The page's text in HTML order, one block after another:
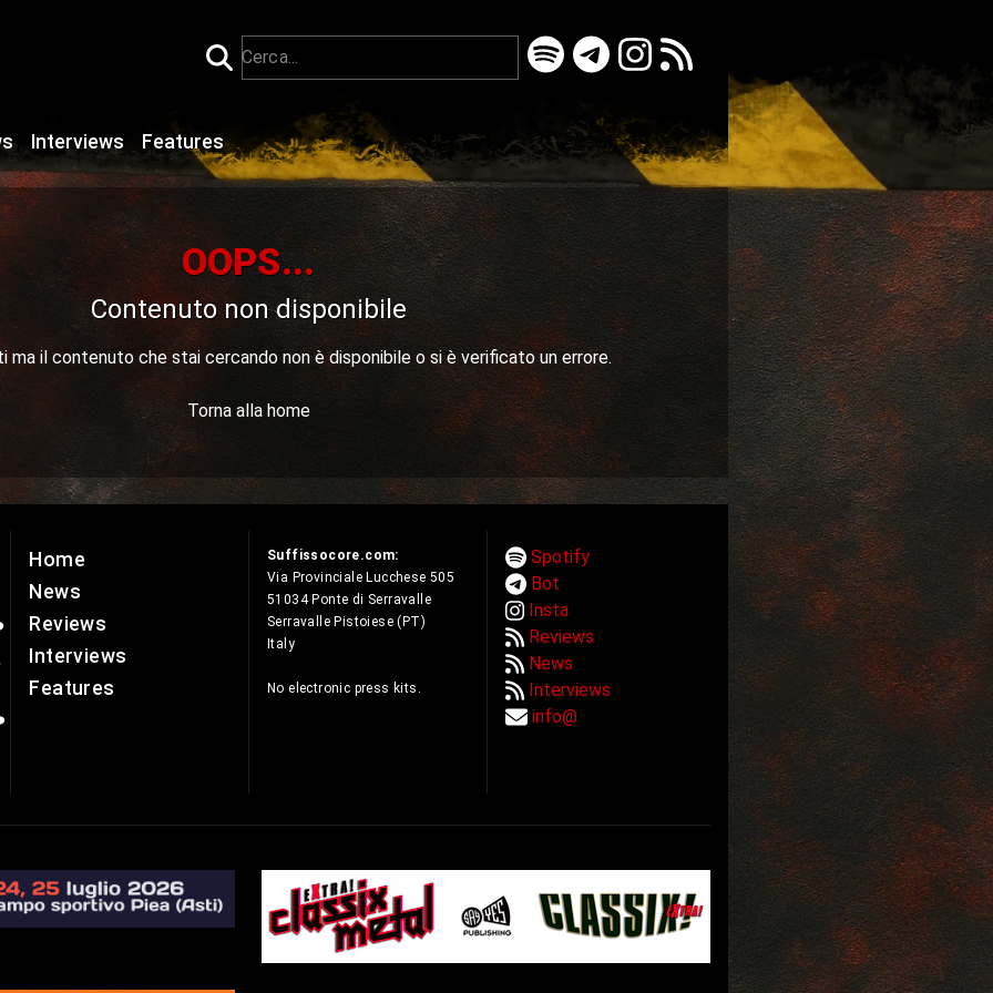
Interviews Features
OOPS...
Contenuto non disponibile
ma il contenuto che stai cercando non è disponibile o si è verificato un errore.
Torna alla home
Home
News
Reviews
Interviews
Features
Suffissocore.com:
Via Provinciale Lucchese 505
51034 Ponte di Serravalle
Serravalle Pistoiese (PT)
Italy
No electronic press kits.
Spotify
Bot
Insta
Reviews
News
Interviews
info@